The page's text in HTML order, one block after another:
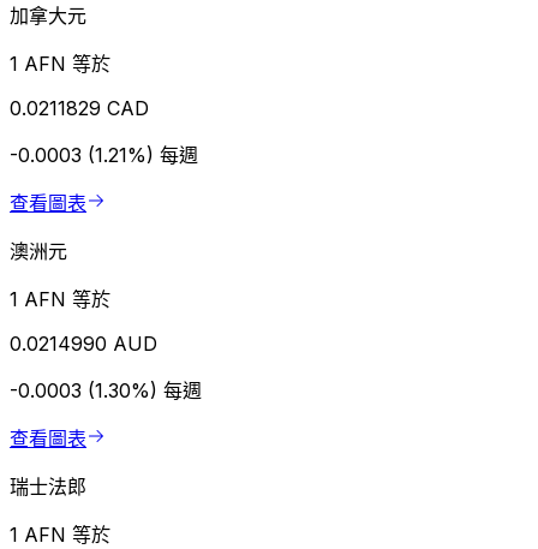
加拿大元
1 AFN 等於
0.0211829 CAD
-0.0003 (1.21%) 每週
查看圖表
澳洲元
1 AFN 等於
0.0214990 AUD
-0.0003 (1.30%) 每週
查看圖表
瑞士法郎
1 AFN 等於